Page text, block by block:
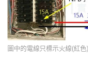
圖中的電線只標示火線(紅